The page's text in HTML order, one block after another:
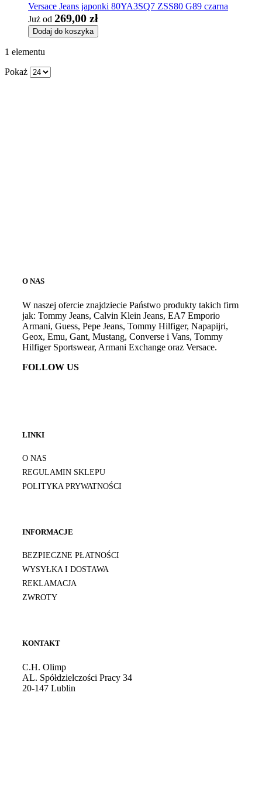
Versace Jeans japonki 80YA3SQ7 ZSS80 G89 czarna
Już od 269,00 zł
Dodaj do koszyka
1 elementu
Pokaż
O NAS
W naszej ofercie znajdziecie Państwo produkty takich firm
jak: Tommy Jeans, Calvin Klein Jeans, EA7 Emporio
Armani, Guess, Pepe Jeans, Tommy Hilfiger, Napapijri,
Geox, Emu, Gant, Mustang, Converse i Vans, Tommy
Hilfiger Sportswear, Armani Exchange oraz Versace.
FOLLOW US
LINKI
O NAS
REGULAMIN SKLEPU
POLITYKA PRYWATNOŚCI
INFORMACJE
BEZPIECZNE PŁATNOŚCI
WYSYŁKA I DOSTAWA
REKLAMACJA
ZWROTY
KONTAKT
C.H. Olimp
AL. Spółdzielczości Pracy 34
20-147 Lublin